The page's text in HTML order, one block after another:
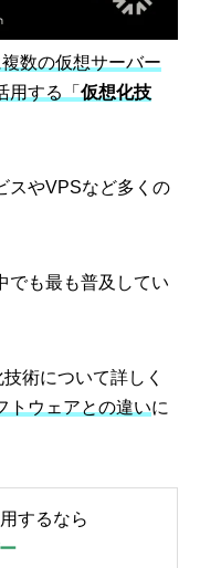
数の仮想サーバー
用する「 仮想化技
スやVPSなど多くの
でも最も普及してい
術について詳しく
トウェアとの違いに
するなら